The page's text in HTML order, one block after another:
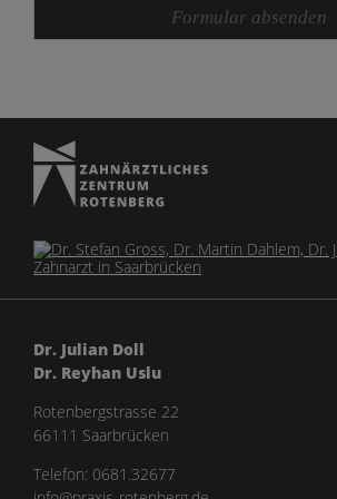
Formular absenden
Dr. Julian Doll
Dr. Reyhan Uslu
Rotenbergstrasse 22
66111 Saarbrücken
Telefon: 0681.32677